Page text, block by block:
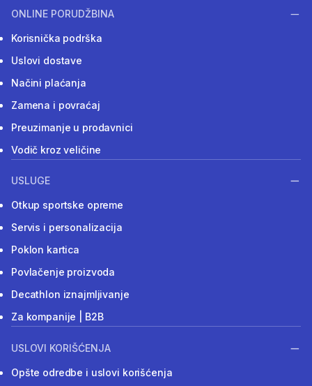
ONLINE PORUDŽBINA
Korisnička podrška
Uslovi dostave
Načini plaćanja
Zamena i povraćaj
Preuzimanje u prodavnici
Vodič kroz veličine
USLUGE
Otkup sportske opreme
Servis i personalizacija
Poklon kartica
Povlačenje proizvoda
Decathlon iznajmljivanje
Za kompanije | B2B
USLOVI KORIŠĆENJA
Opšte odredbe i uslovi korišćenja